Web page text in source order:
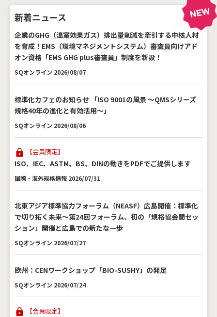
新着ニュース
企業のGHG（温室効果ガス）排出量削減を牽引する中核人材
を育成！EMS（環境マネジメントシステム）審査員向けアド
オン資格「EMS GHG plus審査員」制度を新設！
SQオンライン 2026/08/07
標準化カフェのお知らせ 「ISO 9001の風景 ～QMSシリーズ
規格40年の進化と有効活用～」
SQオンライン 2026/08/06
【会員限定】
ISO、IEC、ASTM、BS、DINの動きをPDFでご提供します
国際・海外規格情報 2026/07/31
北東アジア標準協力フォーラム（NEASF）広島開催：標準化
で切り拓く未来～第24回フォーラム、初の「規格協会間セッ
ション」開催と広島での新たな一歩
SQオンライン 2026/07/27
欧州：CENワークショップ「BIO-SUSHY」の発足
SQオンライン 2026/07/24
【会員限定】